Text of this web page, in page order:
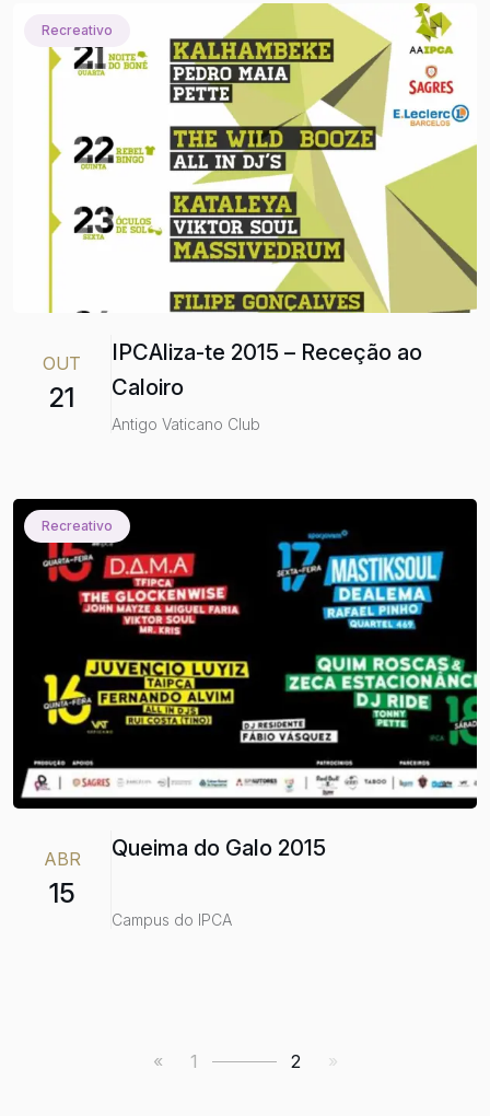
Recreativo
OUT
21
IPCAliza-te 2015 – Receção ao
Caloiro
Antigo Vaticano Club
Recreativo
ABR
15
Queima do Galo 2015
Campus do IPCA
« 1 2 »